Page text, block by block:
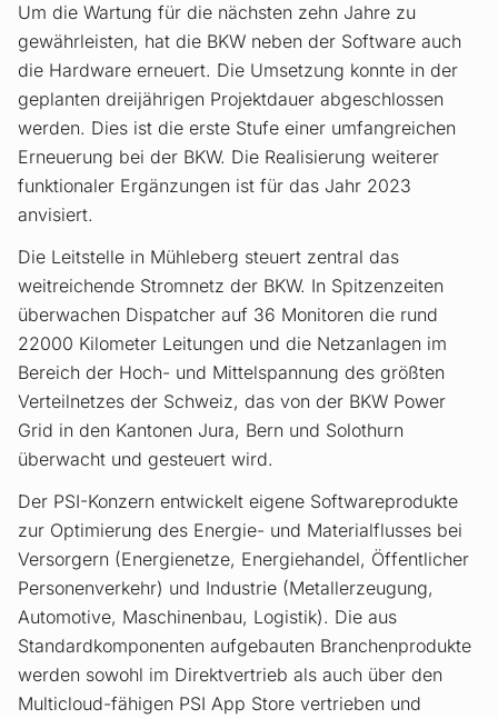
Um die Wartung für die nächsten zehn Jahre zu
gewährleisten, hat die BKW neben der Software auch
die Hardware erneuert. Die Umsetzung konnte in der
geplanten dreijährigen Projektdauer abgeschlossen
werden. Dies ist die erste Stufe einer umfangreichen
Erneuerung bei der BKW. Die Realisierung weiterer
funktionaler Ergänzungen ist für das Jahr 2023
anvisiert.
Die Leitstelle in Mühleberg steuert zentral das
weitreichende Stromnetz der BKW. In Spitzenzeiten
überwachen Dispatcher auf 36 Monitoren die rund
22000 Kilometer Leitungen und die Netzanlagen im
Bereich der Hoch- und Mittelspannung des größten
Verteilnetzes der Schweiz, das von der BKW Power
Grid in den Kantonen Jura, Bern und Solothurn
überwacht und gesteuert wird.
Der PSI-Konzern entwickelt eigene Softwareprodukte
zur Optimierung des Energie- und Materialflusses bei
Versorgern (Energienetze, Energiehandel, Öffentlicher
Personenverkehr) und Industrie (Metallerzeugung,
Automotive, Maschinenbau, Logistik). Die aus
Standardkomponenten aufgebauten Branchenprodukte
werden sowohl im Direktvertrieb als auch über den
Multicloud-fähigen PSI App Store vertrieben und